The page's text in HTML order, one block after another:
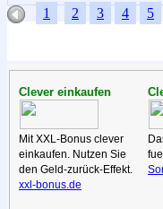
1
2 3 4 5
Clever einkaufen
Mit XXL-Bonus clever
einkaufen. Nutzen Sie
den Geld-zurück-Effekt.
xxl-bonus.de